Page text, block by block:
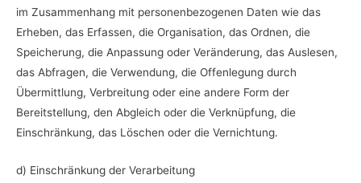
im Zusammenhang mit personenbezogenen Daten wie das
Erheben, das Erfassen, die Organisation, das Ordnen, die
Speicherung, die Anpassung oder Veränderung, das Auslesen,
das Abfragen, die Verwendung, die Offenlegung durch
Übermittlung, Verbreitung oder eine andere Form der
Bereitstellung, den Abgleich oder die Verknüpfung, die
Einschränkung, das Löschen oder die Vernichtung.
d) Einschränkung der Verarbeitung